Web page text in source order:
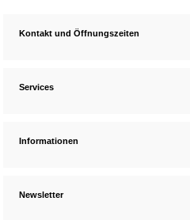
Kontakt und Öffnungszeiten
Services
Informationen
Newsletter